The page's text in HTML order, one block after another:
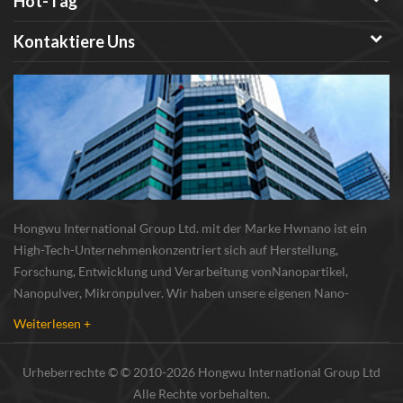
Kontaktiere Uns
Hongwu International Group Ltd. mit der Marke Hwnano ist ein
High-Tech-Unternehmenkonzentriert sich auf Herstellung,
Forschung, Entwicklung und Verarbeitung vonNanopartikel,
Nanopulver, Mikronpulver. Wir haben unsere eigenen Nano-
Weiterlesen +
Urheberrechte © © 2010-2026 Hongwu International Group Ltd
Alle Rechte vorbehalten.